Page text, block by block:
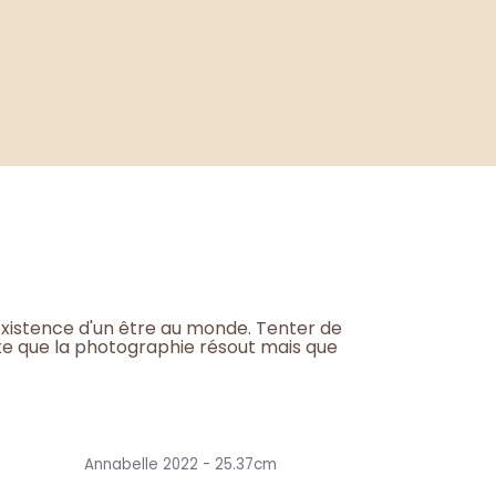
d'un être au monde. Tenter de
que la photographie résout mais que
Annabelle 2022 - 25.37cm